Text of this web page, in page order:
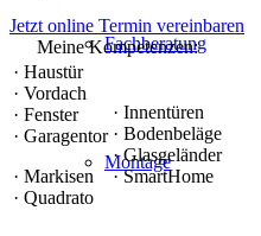
Fachberatung
Montage
Jetzt online Termin vereinbaren
Meine Kompetenzen:
· Haustür
· Vordach
· Fenster
· Garagentor
· Markisen
· Quadrato
· Innentüren
· Bodenbeläge
· Glasgeländer
· SmartHome